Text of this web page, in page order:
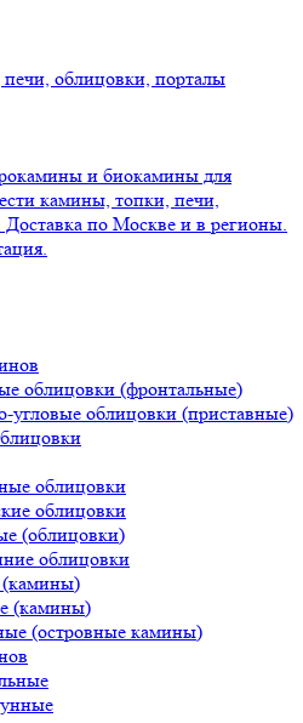
облицовки, порталы
облицовки (фронтальные)
угловые облицовки (приставные)
облицовки
облицовки
(облицовки)
облицовки
(камины)
(камины)
(островные камины)